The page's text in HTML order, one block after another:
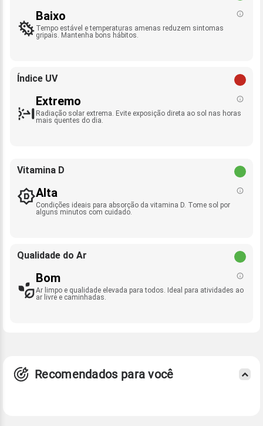
Baixo
Tempo estável e temperaturas amenas reduzem sintomas
gripais. Mantenha bons hábitos.
Índice UV
Extremo
Radiação solar extrema. Evite exposição direta ao sol nas horas
mais quentes do dia.
Vitamina D
Alta
Condições ideais para absorção da vitamina D. Tome sol por
alguns minutos com cuidado.
Qualidade do Ar
Bom
Ar limpo e qualidade elevada para todos. Ideal para atividades ao
ar livre e caminhadas.
Recomendados para você